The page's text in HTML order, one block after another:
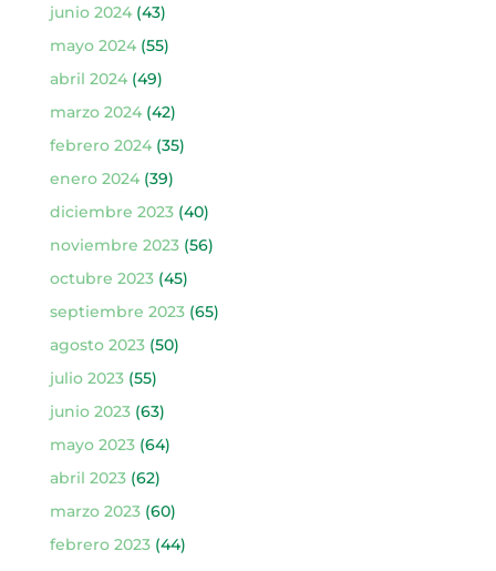
junio 2024(43)
mayo 2024(55)
abril 2024(49)
marzo 2024(42)
febrero 2024(35)
enero 2024(39)
diciembre 2023(40)
noviembre 2023(56)
octubre 2023(45)
septiembre 2023(65)
agosto 2023(50)
julio 2023(55)
junio 2023(63)
mayo 2023(64)
abril 2023(62)
marzo 2023(60)
febrero 2023(44)